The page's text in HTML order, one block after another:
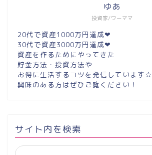
投資家/ワーママ
ゆあ
20代で資産1000万円達成❤︎
30代で資産3000万円達成❤︎
資産を作るためにやってきた
貯金方法・投資方法や
お得に生活するコツを発信しています☆
興味のある方はぜひご覧ください！
サイト内を検索